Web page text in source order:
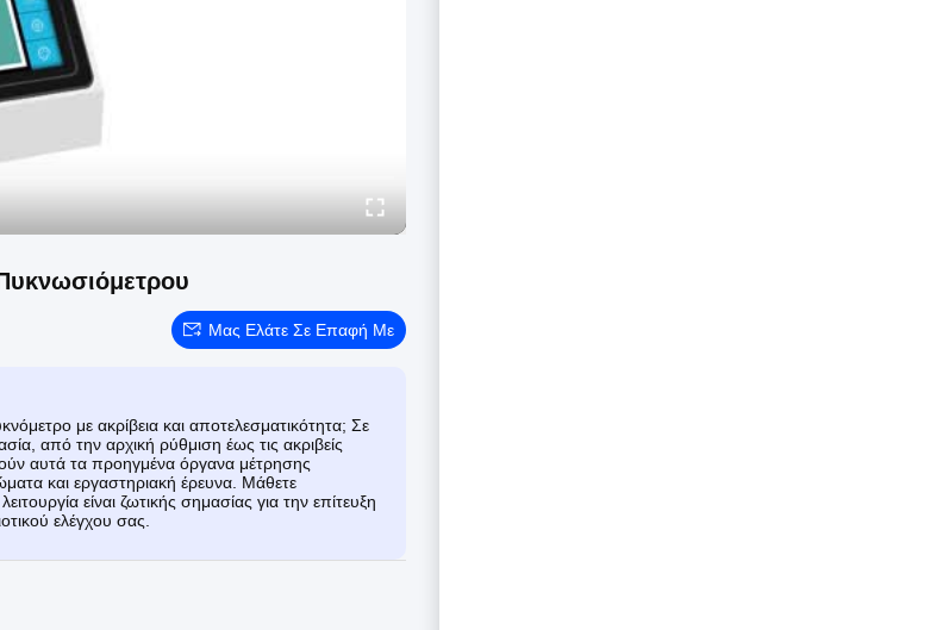
Μας Ελάτε Σε Επαφή Με
με ακρίβεια και αποτελεσματικότητα; Σε
από την αρχική ρύθμιση έως τις ακριβείς
αυτά τα προηγμένα όργανα μέτρησης
και εργαστηριακή έρευνα. Μάθετε
είναι ζωτικής σημασίας για την επίτευξη
ελέγχου σας.